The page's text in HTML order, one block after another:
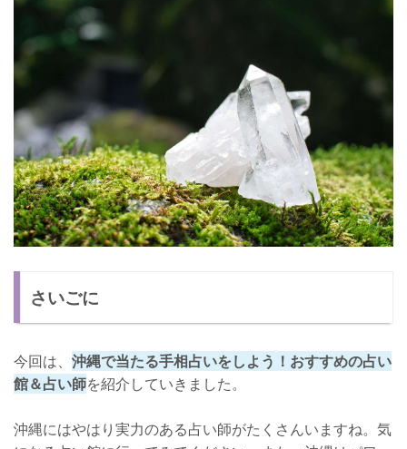
さいごに
今回は、 沖縄で当たる手相占いをしよう！おすすめの占い
館＆占い師を紹介していきました。
沖縄にはやはり実力のある占い師がたくさんいますね。気